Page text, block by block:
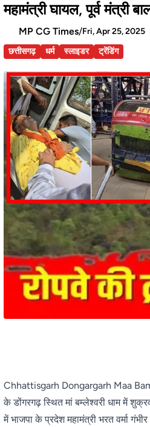
महामंत्री घायल, पूर्व मंत्री
MP CG Times/Fri, Apr 25, 2025
छत्तीसगढ़
धर्म स्लाइडर ट्रेंडिंग
Chhattisgarh Dongargarh Maa
के डोंगरगढ़ स्थित मां बम्लेश्वरी धाम में
में भाजपा के प्रदेश महामंत्री भरत वर्मा